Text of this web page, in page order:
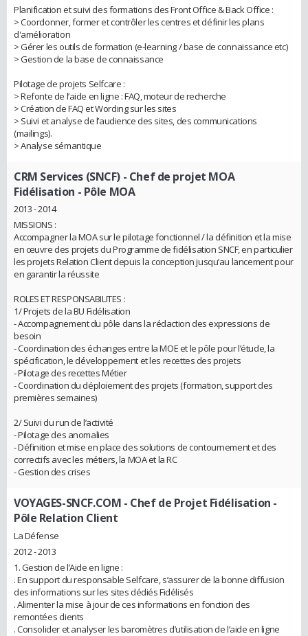
Planification et suivi des formations des Front Office & Back Office :
> Coordonner, former et contrôler les centres et définir les plans
d'amélioration
> Gérer les outils de formation (e-learning / base de connaissance etc)
> Gestion de la base de connaissance
Pilotage de projets Selfcare :
> Refonte de l’aide en ligne : FAQ, moteur de recherche
> Création de FAQ et Wording sur les sites
> Suivi et analyse de l’audience des sites, des communications
(mailings).
> Analyse sémantique
CRM Services (SNCF) - Chef de projet MOA
Fidélisation - Pôle MOA
2013 - 2014
MISSIONS :
Accompagner la MOA sur le pilotage fonctionnel / la définition et la mise
en œuvre des projets du Programme de fidélisation SNCF, en particulier
les projets Relation Client depuis la conception jusqu’au lancement pour
en garantir la réussite
ROLES ET RESPONSABILITES :
1/ Projets de la BU Fidélisation
- Accompagnement du pôle dans la rédaction des expressions de
besoin
- Coordination des échanges entre la MOE et le pôle pour l’étude, la
spécification, le développement et les recettes des projets
- Pilotage des recettes Métier
- Coordination du déploiement des projets (formation, support des
premières semaines)
2/ Suivi du run de l’activité
- Pilotage des anomalies
- Définition et mise en place des solutions de contournement et des
correctifs avec les métiers, la MOA et la RC
- Gestion des crises
VOYAGES-SNCF.COM - Chef de Projet Fidélisation -
Pôle Relation Client
La Défense
2012 - 2013
1. Gestion de l’Aide en ligne :
. En support du responsable Selfcare, s’assurer de la bonne diffusion
des informations sur les sites dédiés Fidélisés
. Alimenter la mise à jour de ces informations en fonction des
remontées clients
. Consolider et analyser les baromètres d’utilisation de l’aide en ligne